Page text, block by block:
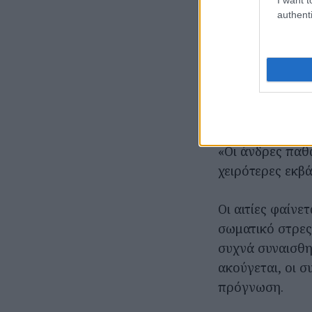
κινδυνεύουν
American
δείχνει ότιοι
«Οι άνδρες
χειρότερες
Οι αιτίες
σωματικό
συχνά
ακούγεται, οι
πρόγνωση.